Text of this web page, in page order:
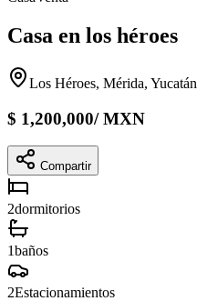
Casa en los héroes
Los Héroes, Mérida, Yucatán
$ 1,200,000/MXN
Compartir
2dormitorios
1baños
2Estacionamientos